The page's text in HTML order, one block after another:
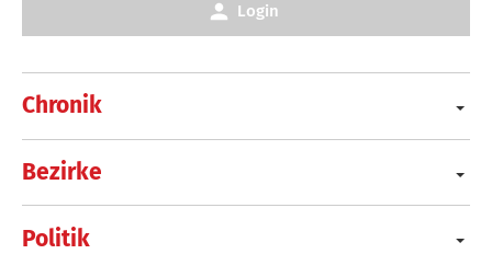
Chronik
Bezirke
Politik
Login